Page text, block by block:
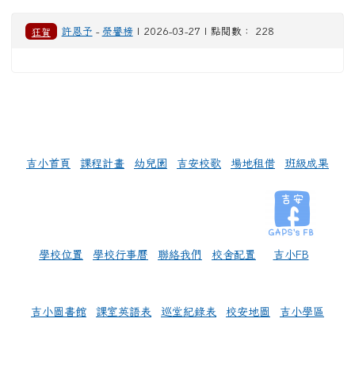
狂賀 許恩予 - 榮譽榜| 2026-03-27 | 點閱數： 228
吉小首頁 課程計畫 幼兒園 吉安校歌 場地租借 班級成果
學校位置 學校行事曆 聯絡我們 校舍配置 吉小FB
吉小圖書館 課室英語表 巡堂紀錄表 校安地圖 吉小學區